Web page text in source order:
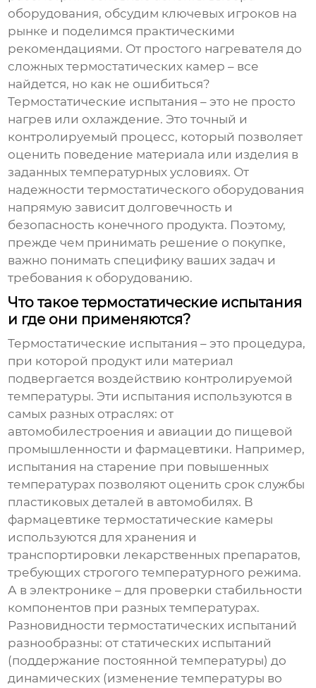
оборудования, обсудим ключевых игроков на
рынке и поделимся практическими
рекомендациями. От простого нагревателя до
сложных термостатических камер – все
найдется, но как не ошибиться?
Термостатические испытания – это не просто
нагрев или охлаждение. Это точный и
контролируемый процесс, который позволяет
оценить поведение материала или изделия в
заданных температурных условиях. От
надежности термостатического оборудования
напрямую зависит долговечность и
безопасность конечного продукта. Поэтому,
прежде чем принимать решение о покупке,
важно понимать специфику ваших задач и
требования к оборудованию.
Что такое термостатические испытания
и где они применяются?
Термостатические испытания – это процедура,
при которой продукт или материал
подвергается воздействию контролируемой
температуры. Эти испытания используются в
самых разных отраслях: от
автомобилестроения и авиации до пищевой
промышленности и фармацевтики. Например,
испытания на старение при повышенных
температурах позволяют оценить срок службы
пластиковых деталей в автомобилях. В
фармацевтике термостатические камеры
используются для хранения и
транспортировки лекарственных препаратов,
требующих строгого температурного режима.
А в электронике – для проверки стабильности
компонентов при разных температурах.
Разновидности термостатических испытаний
разнообразны: от статических испытаний
(поддержание постоянной температуры) до
динамических (изменение температуры во